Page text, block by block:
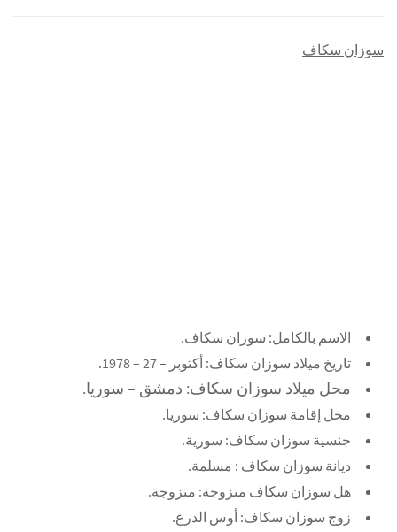
سوزان سكاف
الاسم بالكامل: سوزان سكاف.
تاريخ ميلاد سوزان سكاف: أكتوبر – 27 – 1978.
محل ميلاد سوزان سكاف: دمشق – سوريا.
محل إقامة سوزان سكاف: سوريا.
جنسية سوزان سكاف: سورية.
ديانة سوزان سكاف : مسلمة.
هل سوزان سكاف متزوجة: متزوجة.
زوج سوزان سكاف: أوس الدرع.